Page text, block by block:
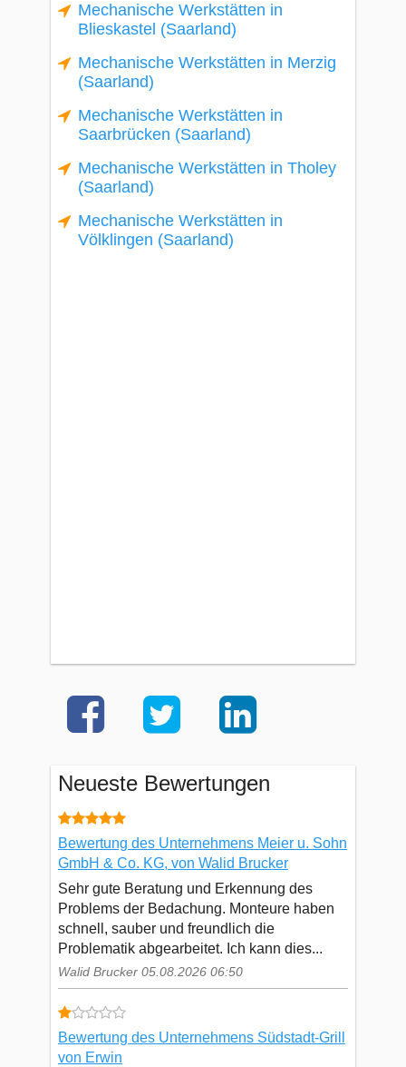
Mechanische Werkstätten in
Blieskastel (Saarland)
Mechanische Werkstätten in Merzig
(Saarland)
Mechanische Werkstätten in
Saarbrücken (Saarland)
Mechanische Werkstätten in Tholey
(Saarland)
Mechanische Werkstätten in
Völklingen (Saarland)
Neueste Bewertungen
Bewertung des Unternehmens Meier u. Sohn
GmbH & Co. KG, von Walid Brucker
Sehr gute Beratung und Erkennung des
Problems der Bedachung. Monteure haben
schnell, sauber und freundlich die
Problematik abgearbeitet. Ich kann dies...
Walid Brucker 05.08.2026 06:50
Bewertung des Unternehmens Südstadt-Grill
von Erwin